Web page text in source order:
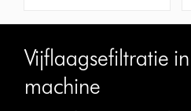
Vijflaagsefiltratie
machine